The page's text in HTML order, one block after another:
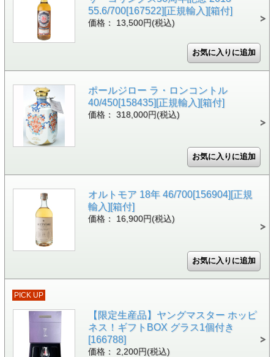
55.6/700[167522][正規輸入][箱付]
価格： 13,500円(税込)
ポールジロー ラ・ロンコントル
40/450[158435][正規輸入][箱付]
価格： 318,000円(税込)
オルトモア 18年 46/700[156904][正規
輸入][箱付]
価格： 16,900円(税込)
PICK UP
【限定生産品】ヤングマスター ホッピ
ネス！ギフトBOX グラス1個付き
[166788]
価格： 2,200円(税込)